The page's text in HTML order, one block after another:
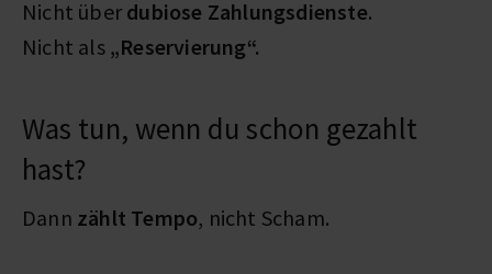
Nicht über dubiose Zahlungsdienste.
Nicht als „Reservierung“.
Was tun, wenn du schon gezahlt
hast?
Dann zählt Tempo, nicht Scham.